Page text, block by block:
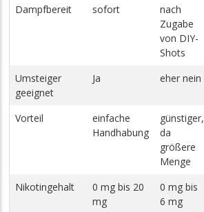
Dampfbereit
sofort
nach
Zugabe
von DIY-
Shots
Umsteiger
geeignet
Ja eher nein
Vorteil
einfache
Handhabung
günstiger,
da
größere
Menge
Nikotingehalt
0 mg bis 20
mg
0 mg bis
6 mg